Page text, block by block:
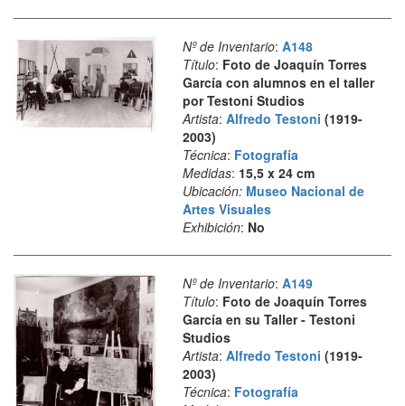
Nº de Inventario: A148
Título: Foto de Joaquín Torres
García con alumnos en el taller
por Testoni Studios
Artista: Alfredo Testoni (1919-
2003)
Técnica: Fotografía
Medidas: 15,5 x 24 cm
Ubicación: Museo Nacional de
Artes Visuales
Exhibición: No
Nº de Inventario: A149
Título: Foto de Joaquín Torres
García en su Taller - Testoni
Studios
Artista: Alfredo Testoni (1919-
2003)
Técnica: Fotografía